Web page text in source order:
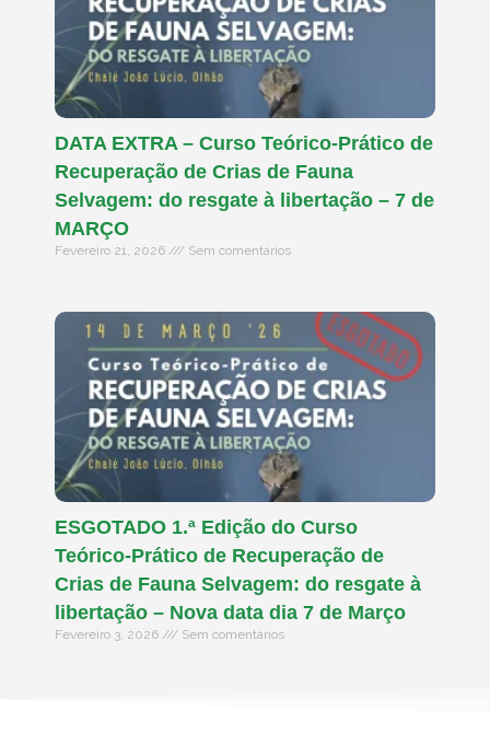
DATA EXTRA – Curso Teórico-Prático de
Recuperação de Crias de Fauna
Selvagem: do resgate à libertação – 7 de
MARÇO
Fevereiro 21, 2026 Sem comentários
ESGOTADO 1.ª Edição do Curso
Teórico-Prático de Recuperação de
Crias de Fauna Selvagem: do resgate à
libertação – Nova data dia 7 de Março
Fevereiro 3, 2026 Sem comentários